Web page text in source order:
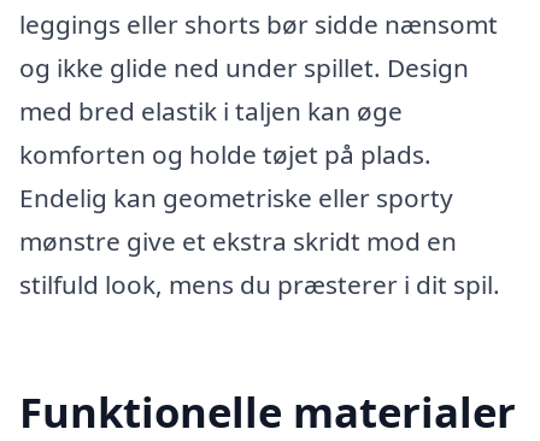
leggings eller shorts bør sidde nænsomt
og ikke glide ned under spillet. Design
med bred elastik i taljen kan øge
komforten og holde tøjet på plads.
Endelig kan geometriske eller sporty
mønstre give et ekstra skridt mod en
stilfuld look, mens du præsterer i dit spil.
Funktionelle materialer